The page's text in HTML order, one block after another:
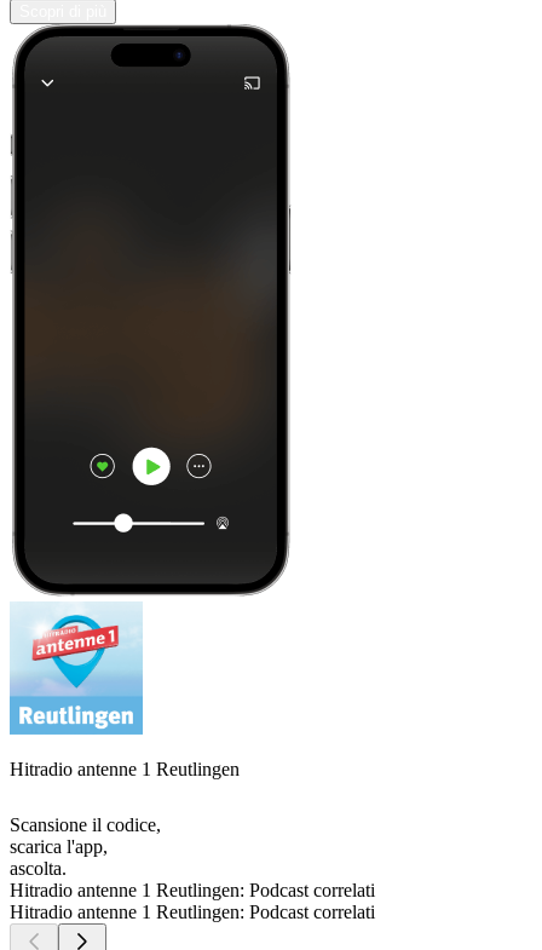
Hitradio antenne 1 Reutlingen
Scansione il codice,
scarica l'app,
ascolta.
Hitradio antenne 1 Reutlingen: Podcast correlati
Hitradio antenne 1 Reutlingen: Podcast correlati